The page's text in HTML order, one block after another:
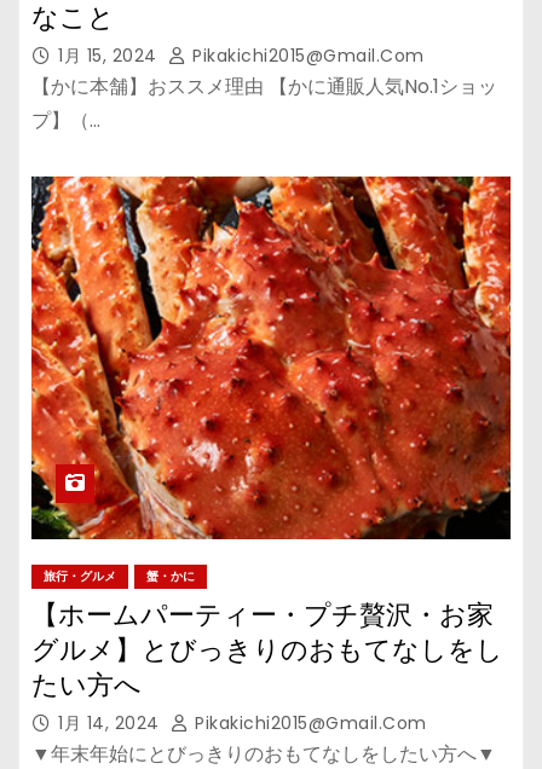
なこと
1月 15, 2024 Pikakichi2015@gmail.com
【かに本舗】おススメ理由 【かに通販人気No.1ショッ
プ】（…
旅行・グルメ 蟹・かに
【ホームパーティー・プチ贅沢・お家
グルメ】とびっきりのおもてなしをし
たい方へ
1月 14, 2024 Pikakichi2015@gmail.com
▼年末年始にとびっきりのおもてなしをしたい方へ▼